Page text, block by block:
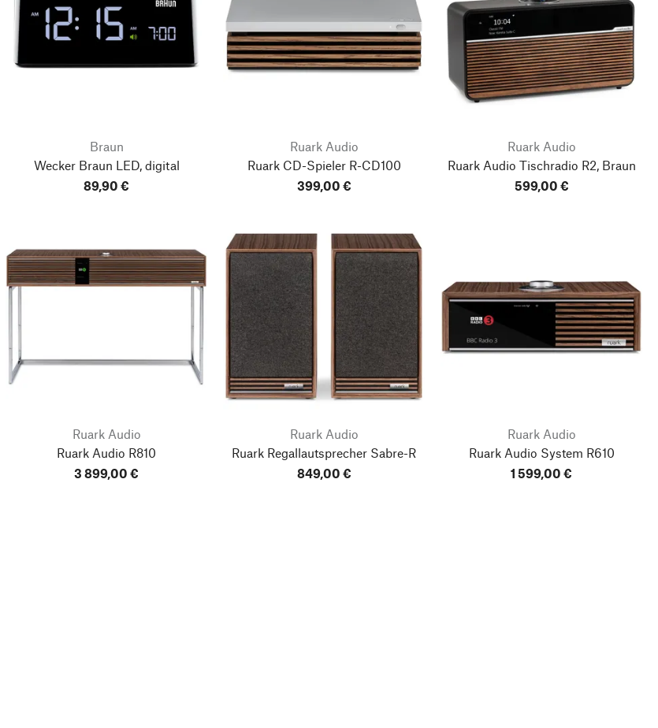
Braun
Wecker Braun LED, digital
89,90 €
Ruark Audio
Ruark CD-Spieler R-CD100
399,00 €
Ruark Audio
Ruark Audio Tischradio R2, Braun
599,00 €
Ruark Audio
Ruark Audio R810
3 899,00 €
Ruark Audio
Ruark Regallautsprecher Sabre-R
849,00 €
Ruark Audio
Ruark Audio System R610
1 599,00 €